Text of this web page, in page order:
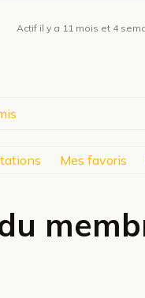
Actif il y a 11 mois et 4
Mes favoris